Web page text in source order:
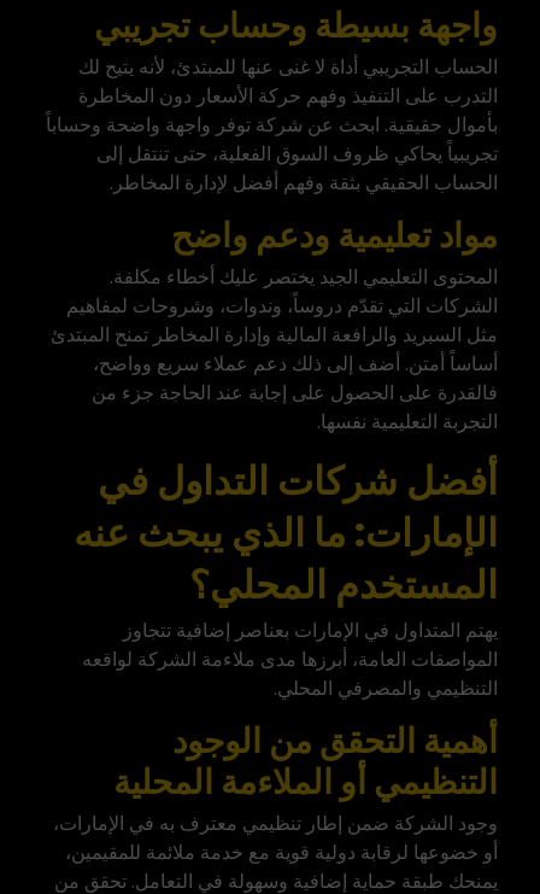
واجهة بسيطة وحساب تجريبي
الحساب التجريبي أداة لا غنى عنها للمبتدئ، لأنه يتيح لك
التدرب على التنفيذ وفهم حركة الأسعار دون المخاطرة
بأموال حقيقية. ابحث عن شركة توفر واجهة واضحة وحساباً
تجريبياً يحاكي ظروف السوق الفعلية، حتى تنتقل إلى
الحساب الحقيقي بثقة وفهم أفضل لإدارة المخاطر.
مواد تعليمية ودعم واضح
المحتوى التعليمي الجيد يختصر عليك أخطاء مكلفة.
الشركات التي تقدّم دروساً، وندوات، وشروحات لمفاهيم
مثل السبريد والرافعة المالية وإدارة المخاطر تمنح المبتدئ
أساساً أمتن. أضف إلى ذلك دعم عملاء سريع وواضح،
فالقدرة على الحصول على إجابة عند الحاجة جزء من
التجربة التعليمية نفسها.
أفضل شركات التداول في
الإمارات: ما الذي يبحث عنه
المستخدم المحلي؟
يهتم المتداول في الإمارات بعناصر إضافية تتجاوز
المواصفات العامة، أبرزها مدى ملاءمة الشركة لواقعه
التنظيمي والمصرفي المحلي.
أهمية التحقق من الوجود
التنظيمي أو الملاءمة المحلية
وجود الشركة ضمن إطار تنظيمي معترف به في الإمارات،
أو خضوعها لرقابة دولية قوية مع خدمة ملائمة للمقيمين،
يمنحك طبقة حماية إضافية وسهولة في التعامل. تحقق من